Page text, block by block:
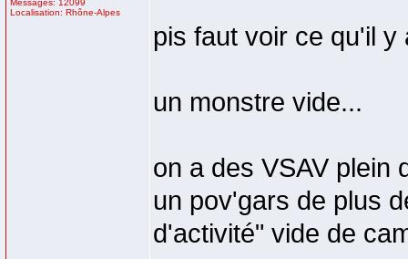
Messages: 12099
Localisation: Rhône-Alpes
pis faut voir ce qu'il
un monstre vide...
on a des VSAV plein
un pov'gars de plus
d'activité" vide de